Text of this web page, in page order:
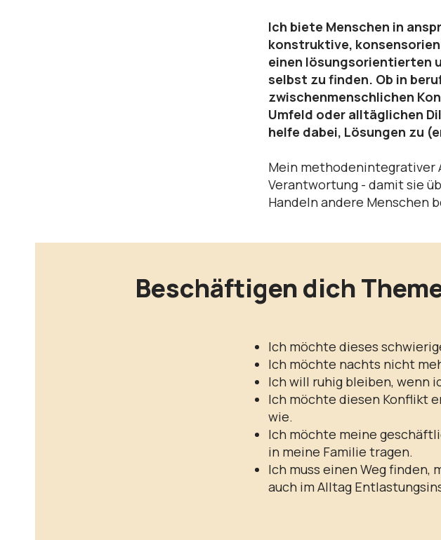
Ich biete Menschen in
konstruktive,
einen lösungsorientierten
selbst zu finden. Ob in
zwischenmenschlichen
Umfeld oder alltäglichen
helfe dabei, Lösungen zu
Mein methodenintegrativer
Verantwortung - damit sie
Handeln andere Menschen
Beschäftigen dich
Ich möchte dieses
Ich möchte nachts nicht
Ich will ruhig bleiben, wenn
Ich möchte diesen Konflikt
wie.
Ich möchte meine
in meine Familie tragen.
Ich muss einen Weg
auch im Alltag